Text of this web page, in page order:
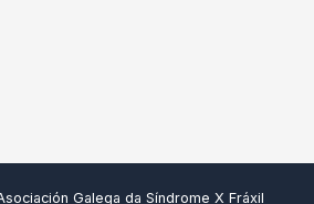
Galega da Síndrome X Fráxil